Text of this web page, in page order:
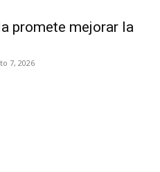
promete mejorar la
7, 2026